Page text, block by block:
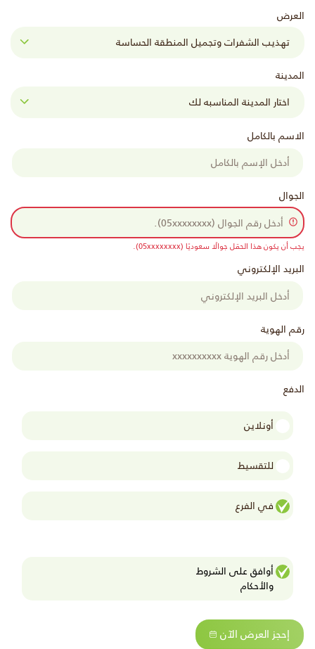
العرض
المدينة
الاسم بالكامل
الجوال
يجب أن يكون هذا الحقل جوالًا سعوديًا (05xxxxxxxx).
البريد الإلكتروني
رقم الهوية
الدفع
أونلاين
للتقسيط
في الفرع
أوافق على الشروط
واﻷحكام
إحجز العرض الآن